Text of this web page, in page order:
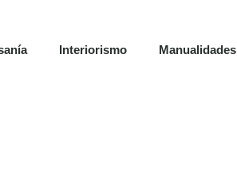
Interiorismo Manualidades